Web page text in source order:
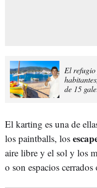
El
de 15
El karting es una de
los paintballs, los
aire libre y el sol y los
o son espacios